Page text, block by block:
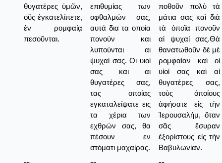
θυγατέρες ὑμῶν,
οὓς ἐγκατελίπετε,
ἐν ρομφαίᾳ
πεσοῦνται.
επιθυμίας των
οφθαλμών σας,
αυτά δια τα οποία
πονούν και
λυπούνται αι
ψυχαί σας. Οι υιοί
σας και αι
θυγατέρες σας,
τας οποίας
εγκαταλείψατε εις
τα χέρια των
εχθρών σας, θα
πέσουν εν
στόματι μαχαίρας.
ποθοῦν πολὺ τὰ
μάτια σας καὶ διὰ
τὰ ὁποῖα πονοῦν
αἱ ψυχαί σας.Θὰ
θανατωθοῦν δὲ μὲ
ρομφαίαν καὶ οἱ
υἱοί σας καὶ αἱ
θυγατέρες σας,
τοὺς ὁποίους
ἀφήσατε εἰς τὴν
Ἱερουσαλήμ, ὅταν
σᾶς ἔσυραν
ἐξορίστους εἰς τὴν
Βαβυλωνίαν.